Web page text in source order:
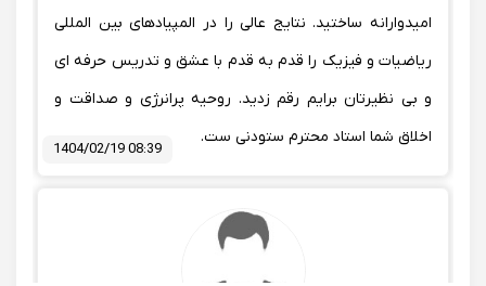
امیدوارانه ساختید. نتایج عالی را در المپیادهای بین المللی
رياضيات و فیزیک را قدم به قدم با عشق و تدریس حرفه ای
و بی نظیرتان برایم رقم زدید. روحیه پرانرژی و صداقت و
اخلاق شما استاد محترم ستودنی ست.
1404/02/19 08:39